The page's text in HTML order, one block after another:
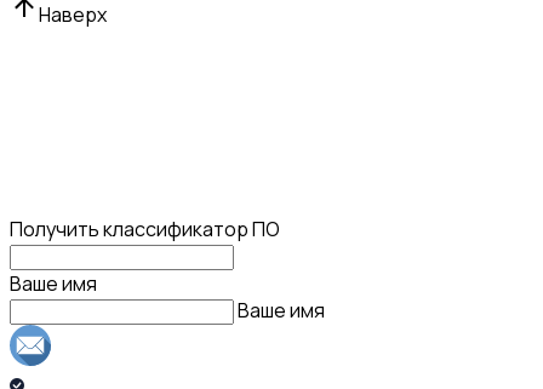
Наверх
Получить классификатор ПО
Ваше имя
Ваше имя